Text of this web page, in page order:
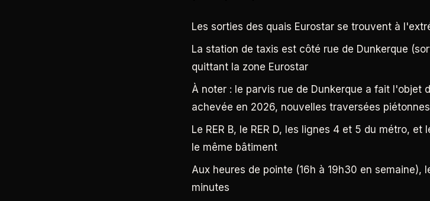
Les sorties des quais Eurostar se trouvent à
La station de taxis est côté rue de Dunkerque
quittant la zone Eurostar
À noter : le parvis rue de Dunkerque a fait l'objet
achevée en 2026, nouvelles traversées
Le RER B, le RER D, les lignes 4 et 5 du métro,
le même bâtiment
Aux heures de pointe (16h à 19h30 en
minutes